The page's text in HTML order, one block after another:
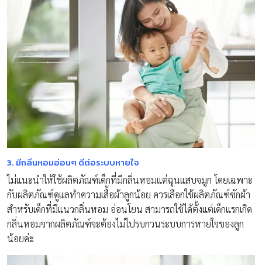
3. มีกลิ่นหอมอ่อนๆ ดีต่อระบบหายใจ
ไม่แนะนำให้ใช้ผลิตภัณฑ์เด็กที่มีกลิ่นหอมแต่ฉุนแสบจมูก โดยเฉพาะ
กับผลิตภัณฑ์ดูแลทำความเสื้อผ้าลูกน้อย ควรเลือกใช้ผลิตภัณฑ์ซักผ้า
สำหรับเด็กที่มีแนวกลิ่นหอม อ่อนโยน สามารถใช้ได้ตั้งแต่เด็กแรกเกิด
กลิ่นหอมจากผลิตภัณฑ์จะต้องไม่ไปรบกวนระบบการหายใจของลูก
น้อยค่ะ